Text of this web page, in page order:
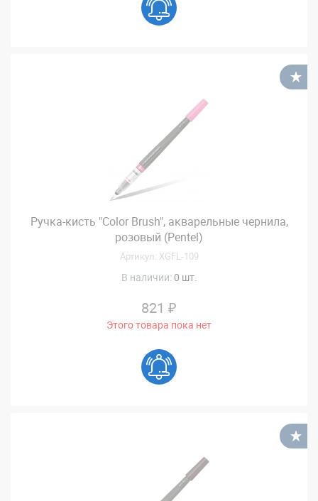
Ручка-кисть "Color Brush", акварельные чернила,
розовый (Pentel)
Артикул: XGFL-109
В наличии: 0 шт.
821 ₽
Этого товара пока нет